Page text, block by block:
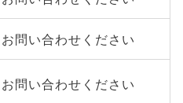
問い合わせください
問い合わせください